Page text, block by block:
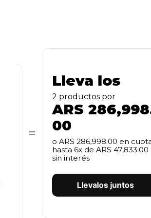
=
Lleva los
2 productos por
ARS
00
o ARS 286,998.00 en
hasta 6x de ARS 47,833.00
sin interés
Llevalos juntos